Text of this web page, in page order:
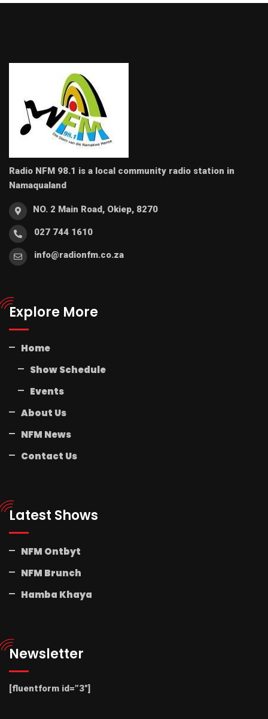
Radio NFM 98.1 is a local community radio station in
Namaqualand
NO. 2 Main Road, Okiep, 8270
027 744 1610
info@radionfm.co.za
Explore More
Home
Show Schedule
Events
About Us
NFM News
Contact Us
Latest Shows
NFM Ontbyt
NFM Brunch
Hamba Khaya
Newsletter
[fluentform id=”3″]